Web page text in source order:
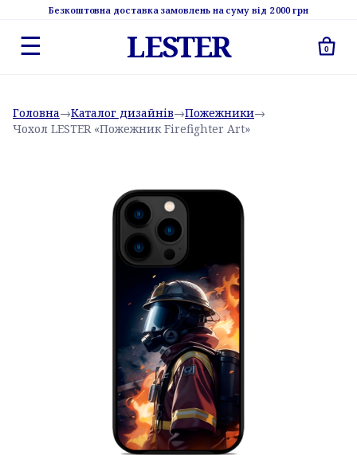
Безкоштовна доставка замовлень на суму від 2 000 грн
☰ LESTER 0
Головна→Каталог дизайнів→Пожежники→
Чохол LESTER «Пожежник Firefighter Art»